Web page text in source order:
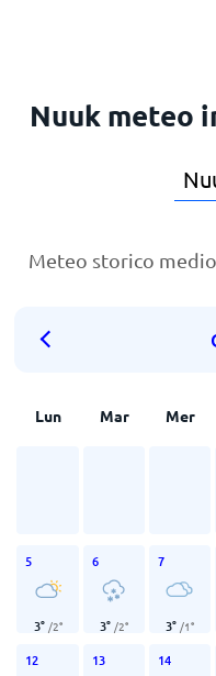
Nuuk meteo
Meteo storico
Lun Mar Mer
5
3° /2°
6
3° /2°
7
3° /1°
12 13 14